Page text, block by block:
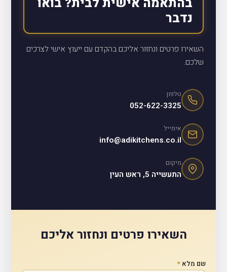
נדבר
השאירו פרטים ונחזור אליכם בהקדם עם ייעוץ אישי לצרכים
שלכם.
טלפון
052-622-3325
אימייל
info@adikitchens.co.il
מיקום
התעשייה 5, ראש העין
השאירו פרטים ונחזור אליכם
שם מלא*